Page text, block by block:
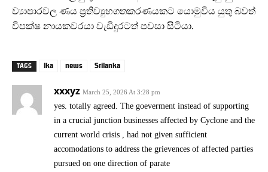
ව්‍යාපාරවල ණය ප්‍රතිව්‍යුහගතකරණයකට යොමුවිය යුතු බවත්
විපක්ෂ නායකවරයා වැඩිදුරටත් පවසා සිටියා.
TAGS lka news Srilanka
xxxyz March 25, 2026 At 3:28 pm
yes. totally agreed. The goeverment instead of supporting
in a crucial junction businesses affected by Cyclone and the
current world crisis , had not given sufficient
accomodations to address the grievences of affected parties
pursued on one direction of parate